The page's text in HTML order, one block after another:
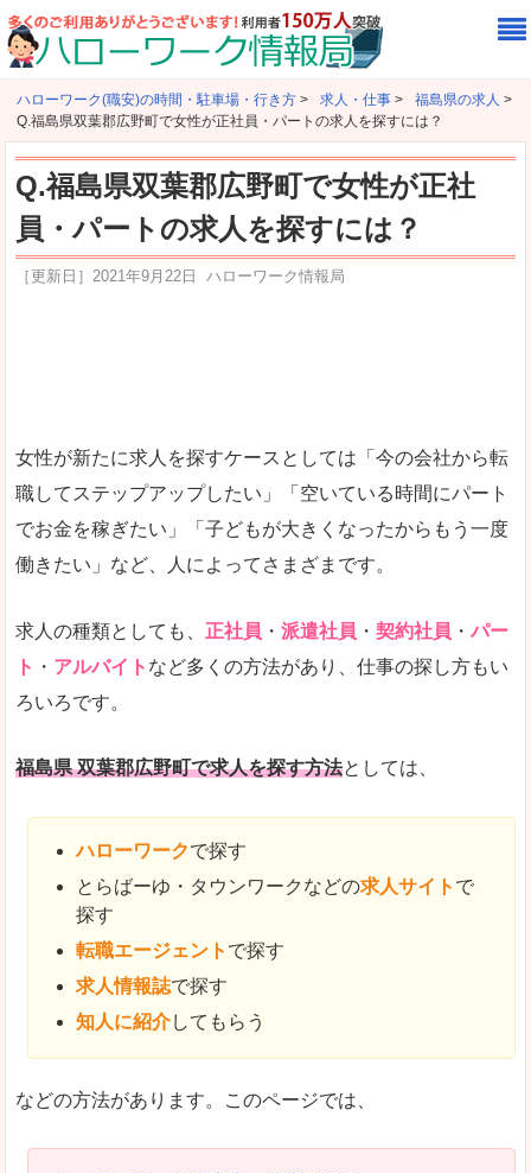
ハローワーク(職安)の時間・駐車場・行き方 > 求人・仕事 > 福島県の求人 >
Q.福島県双葉郡広野町で女性が正社員・パートの求人を探すには？
Q.福島県双葉郡広野町で女性が正社
員・パートの求人を探すには？
［更新日］ 2021年9月22日 ハローワーク情報局
女性が新たに求人を探すケースとしては「今の会社から転
職してステップアップしたい」「空いている時間にパート
でお金を稼ぎたい」「子どもが大きくなったからもう一度
働きたい」など、人によってさまざまです。
求人の種類としても、 正社員 ・ 派遣社員 ・ 契約社員 ・ パー
ト ・ アルバイト など多くの方法があり、仕事の探し方もい
ろいろです。
福島県 双葉郡広野町で求人を探す方法としては、
ハローワークで探す
とらばーゆ・タウンワークなどの求人サイト で
探す
転職エージェント で探す
求人情報誌で探す
知人に紹介してもらう
などの方法があります。このページでは、